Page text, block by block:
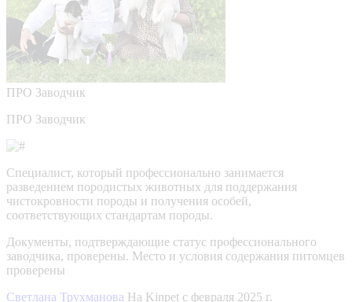
ПРО Заводчик
ПРО Заводчик
Специалист, который профессионально занимается
разведением породистых животных для поддержания
чистокровности породы и получения особей,
соответствующих стандартам породы.
Документы, подтверждающие статус профессионального
заводчика, проверены. Место и условия содержания питомцев
проверены
Светлана Трухманова На Kinpet c февраля 2025 г.